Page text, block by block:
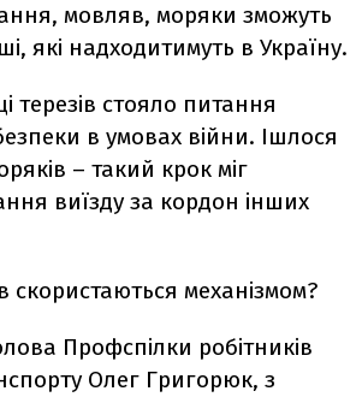
мовляв, моряки зможуть
які надходитимуть в Україну.
терезів стояло питання
в умовах війни. Ішлося
– такий крок міг
виїзду за кордон інших
скористаються механізмом?
Профспілки робітників
Олег Григорюк, з